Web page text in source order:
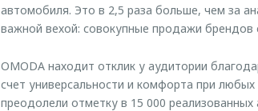
автомобиля. Это в 2,5 раза больше, чем за
важной вехой: совокупные продажи
OMODA находит отклик у аудитории
счет универсальности и комфорта при
преодолели отметку в 15 000